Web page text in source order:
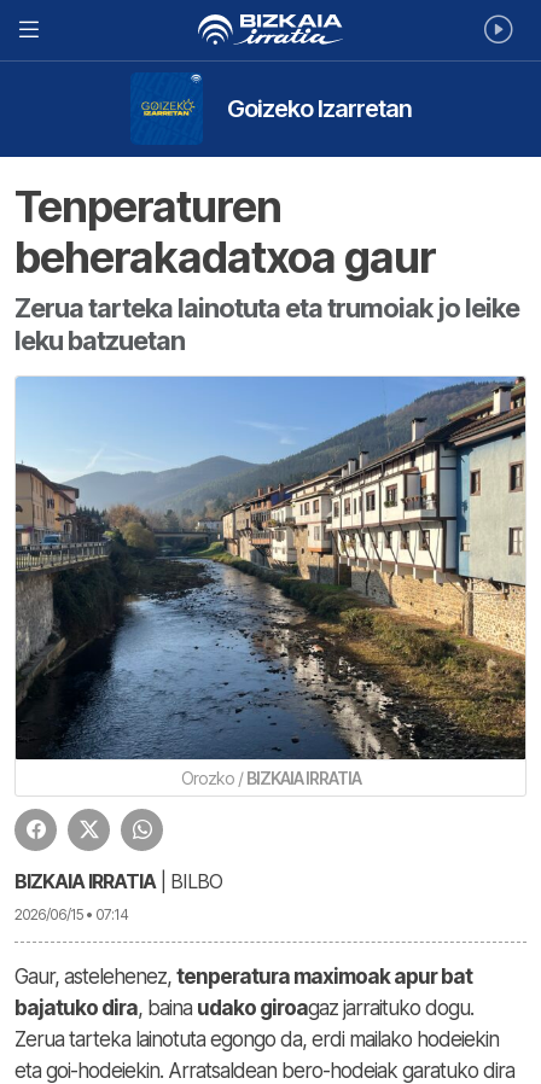
Goizeko Izarretan
Tenperaturen
beherakadatxoa gaur
Zerua tarteka lainotuta eta trumoiak jo leike
leku batzuetan
Orozko /BIZKAIA IRRATIA
BIZKAIA IRRATIA | BILBO
2026/06/15 • 07:14
Gaur, astelehenez, tenperatura maximoak apur bat
bajatuko dira, baina udako giroagaz jarraituko dogu.
Zerua tarteka lainotuta egongo da, erdi mailako hodeiekin
eta goi-hodeiekin. Arratsaldean bero-hodeiak garatuko dira